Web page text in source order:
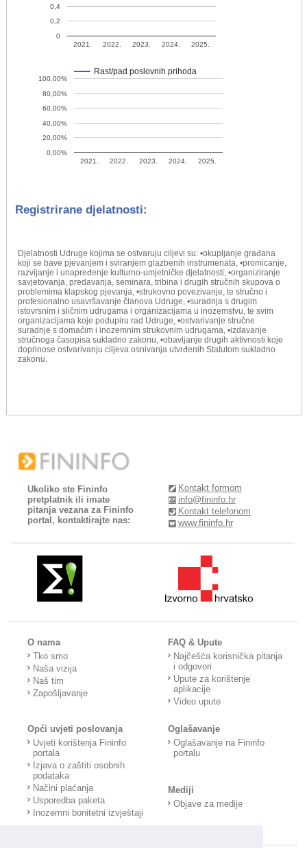
2021. 2022. 2023. 2024. 2025.
0
0,2
0,4
Rast/pad poslovnih prihoda
2021. 2022. 2023. 2024. 2025.
0,00%
20,00%
40,00%
60,00%
80,00%
100,00%
Registrirane djelatnosti:
Djelatnosti Udruge kojima se ostvaruju ciljevi su: •okupljanje građana
koji se bave pjevanjem i sviranjem glazbenih instrumenata, •promicanje,
razvijanje i unapređenje kulturno-umjetničke djelatnosti, •organiziranje
savjetovanja, predavanja, seminara, tribina i drugih stručnih skupova o
problemima klapskog pjevanja, •strukovno povezivanje, te stručno i
profesionalno usavršavanje članova Udruge, •suradnja s drugim
istovrsnim i sličnim udrugama i organizacijama u inozemstvu, te svim
organizacijama koje podupiru rad Udruge, •ostvarivanje stručne
suradnje s domaćim i inozemnim strukovnim udrugama, •izdavanje
stručnoga časopisa sukladno zakonu, •obavljanje drugih aktivnosti koje
doprinose ostvarivanju ciljeva osnivanja utvrđenih Statutom sukladno
zakonu.
Ukoliko ste Fininfo
pretplatnik ili imate
pitanja vezana za Fininfo
portal, kontaktirajte nas:
Kontakt formom
info@fininfo.hr
Kontakt telefonom
www.fininfo.hr
O nama
Tko smo
Naša vizija
Naš tim
Zapošljavanje
FAQ & Upute
Najčešća korisnička pitanja
i odgovori
Upute za korištenje
aplikacije
Video upute
Opći uvjeti poslovanja
Uvjeti korištenja Fininfo
portala
Izjava o zaštiti osobnih
podataka
Načini plaćanja
Usporedba paketa
Inozemni bonitetni izvještaji
Oglašavanje
Oglašavanje na Fininfo
portalu
Mediji
Objave za medije